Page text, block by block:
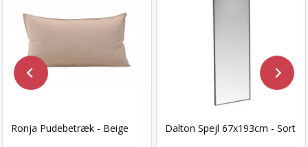
Ronja Pudebetræk - Beige Dalton Spejl 67x193cm - Sort